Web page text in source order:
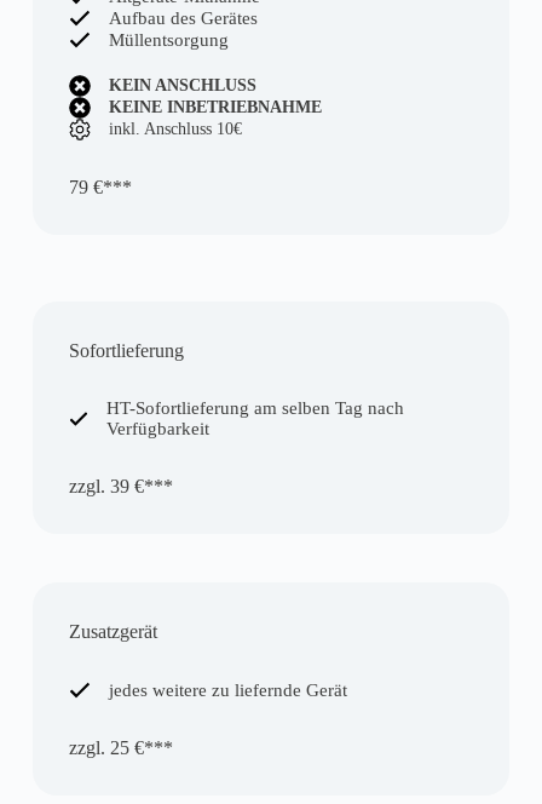
Aufbau des Gerätes
Müllentsorgung
KEIN ANSCHLUSS
KEINE INBETRIEBNAHME
inkl. Anschluss 10€
79 €***
Sofortlieferung
HT-Sofortlieferung am selben Tag nach
Verfügbarkeit
zzgl. 39 €***
Zusatzgerät
jedes weitere zu liefernde Gerät
zzgl. 25 €***